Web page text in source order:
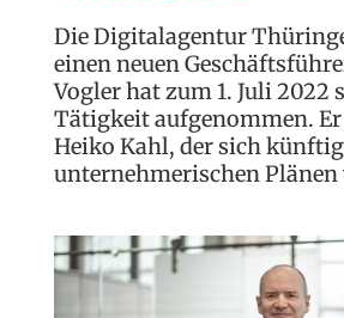
Die Digitalagentur
einen neuen
Vogler hat zum 1. Juli 2022
Tätigkeit aufgenommen.
Heiko Kahl, der sich
unternehmerischen